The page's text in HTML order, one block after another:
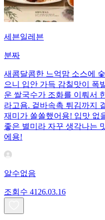
세븐일레븐
분짜
새콤달콤한 느억맘 소스에
으니 입안 가득 감칠맛이 폭
운 쌀국수가 조화를 이뤄서
라고욤. 겉바속촉 튀김까지
재미가 쏠쏠했어용! 입맛 없
좋은 별미라 자꾸 생각나는
에용!
알수없음
조회수 41 26.03.16